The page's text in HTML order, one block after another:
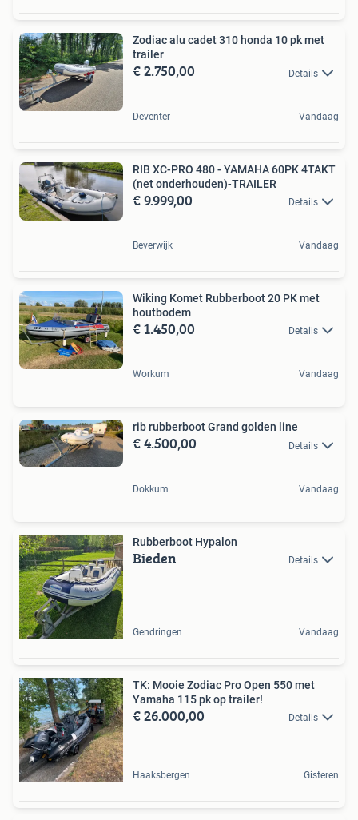
Zodiac alu cadet 310 honda 10 pk met
trailer
€ 2.750,00 Details
Deventer Vandaag
RIB XC-PRO 480 - YAMAHA 60PK 4TAKT
(net onderhouden)-TRAILER
€ 9.999,00 Details
Beverwijk Vandaag
Wiking Komet Rubberboot 20 PK met
houtbodem
€ 1.450,00 Details
Workum Vandaag
rib rubberboot Grand golden line
€ 4.500,00 Details
Dokkum Vandaag
Rubberboot Hypalon
Bieden Details
Gendringen Vandaag
TK: Mooie Zodiac Pro Open 550 met
Yamaha 115 pk op trailer!
€ 26.000,00 Details
Haaksbergen Gisteren